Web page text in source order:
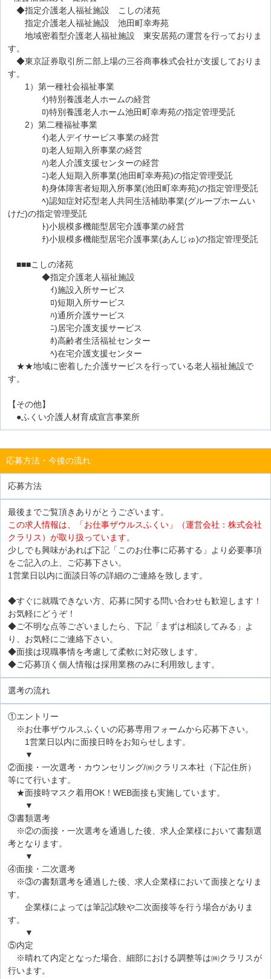
◆指定介護老人福祉施設 こしの渚苑
指定介護老人福祉施設 池田町幸寿苑
地域密着型介護老人福祉施設 東安居苑の運営を行っておりま
す。
◆東京証券取引所二部上場の三谷商事株式会社が支援しておりま
す。
1）第一種社会福祉事業
ｲ)特別養護老人ホームの経営
ﾛ)特別養護老人ホーム池田町幸寿苑の指定管理受託
2）第二種福祉事業
ｲ)老人デイサービス事業の経営
ﾛ)老人短期入所事業の経営
ﾊ)老人介護支援センターの経営
ﾆ)老人短期入所事業(池田町幸寿苑)の指定管理受託
ﾎ)身体障害者短期入所事業(池田町幸寿苑)の指定管理受託
ﾍ)認知症対応型老人共同生活補助事業(グループホームい
けだ)の指定管理受託
ﾄ)小規模多機能型居宅介護事業の経営
ﾁ)小規模多機能型居宅介護事業(あんじゅ)の指定管理受託
■■■こしの渚苑
◆指定介護老人福祉施設
ｲ)施設入所サービス
ﾛ)短期入所サービス
ﾊ)通所介護サービス
ﾆ)居宅介護支援サービス
ﾎ)高齢者生活福祉センター
ﾍ)在宅介護支援センター
★★地域に密着した介護サービスを行っている老人福祉施設で
す。
【その他】
●ふくい介護人材育成宣言事業所
応募方法・今後の流れ
応募方法
最後までご覧頂きありがとうございます。
この求人情報は、「お仕事ザウルスふくい」（運営会社：株式会社
クラリス）が取り扱っています。
少しでも興味があれば下記「このお仕事に応募する」より必要事項
をご記入の上、ご応募下さい。
1営業日以内に面談日等の詳細のご連絡を致します。
◆すぐに就職できない方、応募に関する問い合わせも歓迎します！
お気軽にどうぞ！
◆ご不明な点等ございましたら、下記「まずは相談してみる」よ
り、お気軽にご連絡下さい。
◆面接は現職事情を考慮して柔軟に対応致します。
◆ご応募頂く個人情報は採用業務のみに利用致します。
選考の流れ
①エントリー
※お仕事ザウルスふくいの応募専用フォームから応募下さい。
1営業日以内に面接日時をお知らせします。
▼
②面接・一次選考・カウンセリング/㈱クラリス本社（下記住所）
等にて行います。
★面接時マスク着用OK！WEB面接も実施しています。
▼
③書類選考
※②の面接・一次選考を通過した後、求人企業様において書類選
考となります。
▼
④面接・二次選考
※③の書類選考を通過した後、求人企業様において面接となりま
す。
企業様によっては筆記試験や二次面接等を行う場合がありま
す。
▼
⑤内定
※晴れて内定となった場合、細部における調整等は㈱クラリスが
行います。